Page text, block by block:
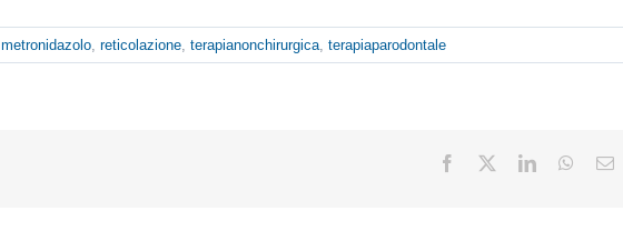
metronidazolo reticolazione terapianonchirurgica terapiaparodontale
Facebook LinkedIn